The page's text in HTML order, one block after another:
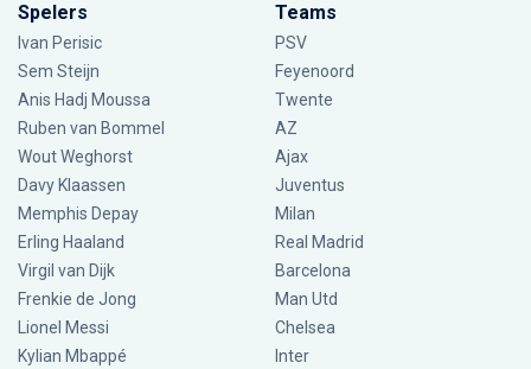
Spelers
Ivan Perisic
Sem Steijn
Anis Hadj Moussa
Ruben van Bommel
Wout Weghorst
Davy Klaassen
Memphis Depay
Erling Haaland
Virgil van Dijk
Frenkie de Jong
Lionel Messi
Kylian Mbappé
Teams
PSV
Feyenoord
Twente
AZ
Ajax
Juventus
Milan
Real Madrid
Barcelona
Man Utd
Chelsea
Inter